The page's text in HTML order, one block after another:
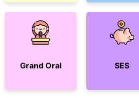
Grand Oral SES